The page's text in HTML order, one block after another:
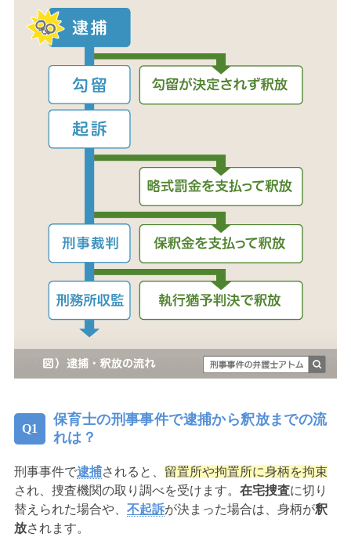
保育士の刑事事件で逮捕から釈放までの流
れは？
刑事事件で逮捕されると、 留置所や拘置所に身柄を拘束
され、捜査機関の取り調べを受けます。 在宅捜査に切り
替えられた場合や、 不起訴が決まった場合は、身柄が釈
放されます。